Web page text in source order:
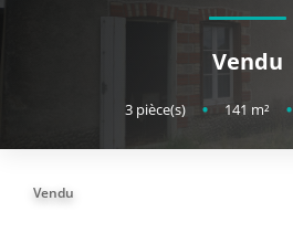
BAILLEUR
Vendu
3 pièce(s) • 141 m² •
Vendu